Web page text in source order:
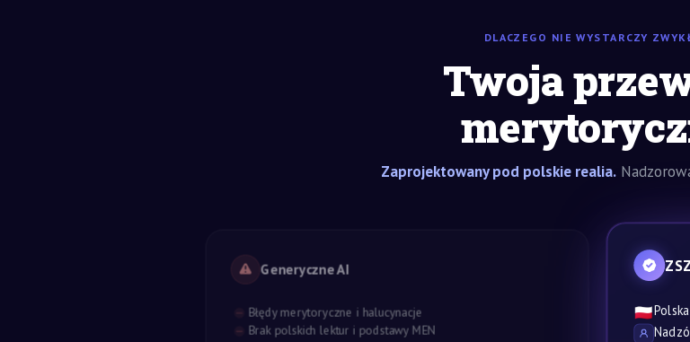
DLACZEGO NIE WYSTARCZY
Twoja
Zaprojektowany pod polskie realia.
Generyczne AI
Błędy merytoryczne i halucynacje
Brak polskich lektur i podstawy MEN
🇵🇱